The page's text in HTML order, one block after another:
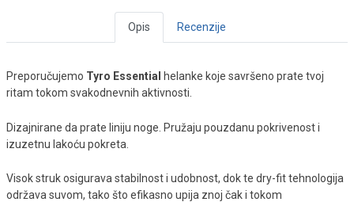
Opis Recenzije
Preporučujemo Tyro Essential
helanke koje savršeno prate tvoj
ritam tokom svakodnevnih aktivnosti.
Dizajnirane da prate liniju noge. Pružaju pouzdanu pokrivenost i
izuzetnu lakoću pokreta.
Visok struk osigurava stabilnost i udobnost, dok te dry-fit tehnologija
održava suvom, tako što efikasno upija znoj čak i tokom